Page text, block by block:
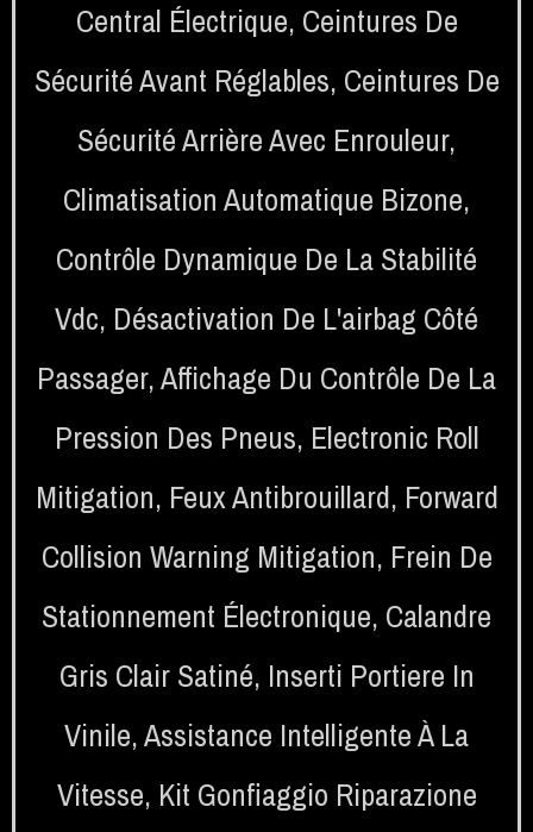
Central Électrique, Ceintures De
Sécurité Avant Réglables, Ceintures De
Sécurité Arrière Avec Enrouleur,
Climatisation Automatique Bizone,
Contrôle Dynamique De La Stabilité
Vdc, Désactivation De L'airbag Côté
Passager,Affichage Du Contrôle De La
Pression Des Pneus, Electronic Roll
Mitigation, Feux Antibrouillard, Forward
Collision Warning Mitigation, Frein De
Stationnement Électronique, Calandre
Gris Clair Satiné, Inserti Portiere In
Vinile,Assistance Intelligente À La
Vitesse, Kit Gonfiaggio Riparazione